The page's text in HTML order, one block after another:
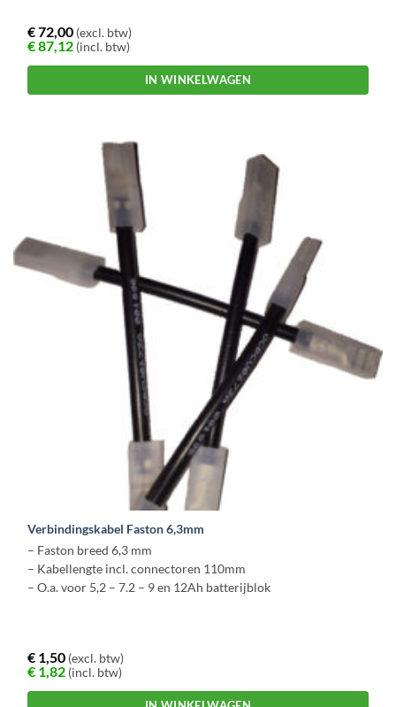
€72,00 (excl. btw)
€87,12 (incl. btw)
IN WINKELWAGEN
Verbindingskabel Faston 6,3mm
– Faston breed 6,3 mm
– Kabellengte incl. connectoren 110mm
– O.a. voor 5,2 – 7.2 – 9 en 12Ah batterijblok
€ 1,50 (excl. btw)
€ 1,82 (incl. btw)